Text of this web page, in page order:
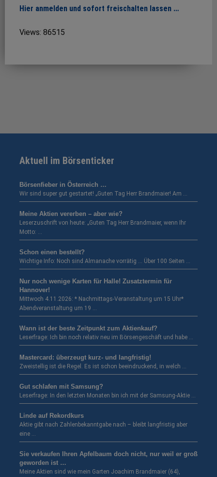
Hier anmelden und sofort freischalten lassen …
Views: 86515
Aktuell im Börsenticker
Börsenfieber in Österreich …
Wir sind super gut gestartet! „Guten Tag Herr Brandmaier! Am …
Meine Aktien vererben – aber wie?
Leserzuschrift von heute: „Guten Tag Herr Brandmaier, wenn Ihr
Motto: …
Schon einen bestellt?
Wichtige Info: Noch sind Almanache vorrätig … Über 100 Seiten …
Nur noch wenige Karten für Halle! Zusatztermin für
Hannover!
Mittwoch 4.11.2026: * Nachmittags-Veranstaltung um 15 Uhr*
Abendveranstaltung um 19 …
Wann ist der beste Zeitpunkt zum Aktienkauf?
Leserfrage: Ich bin noch relativ neu im Börsengeschäft und habe …
Mastercard: überzeugt kurz- und langfristig!
Zweistellig ist die Regel. Es ist schon beeindruckend, in welch …
Gut schlafen mit Samsung?
Leserfrage: In den letzten Monaten bin ich mit der Samsung-Aktie …
Linde auf Rekordkurs
Aktie gibt nach Zahlenbekanntgabe nach – bleibt langfristig aber
eine …
Sie verkaufen Ihren Apfelbaum doch nicht, nur weil er groß
geworden ist …
Meine Aktien sind wie mein Garten Joachim Brandmaier (64),